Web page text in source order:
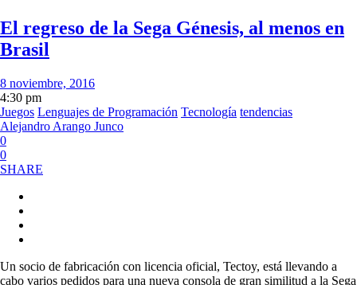
El regreso de la Sega Génesis, al menos en
Brasil
8 noviembre, 2016
4:30 pm
Juegos Lenguajes de Programación Tecnología tendencias
Alejandro Arango Junco
0
0
SHARE
Un socio de fabricación con licencia oficial, Tectoy, está llevando a
cabo varios pedidos para una nueva consola de gran similitud a la Sega